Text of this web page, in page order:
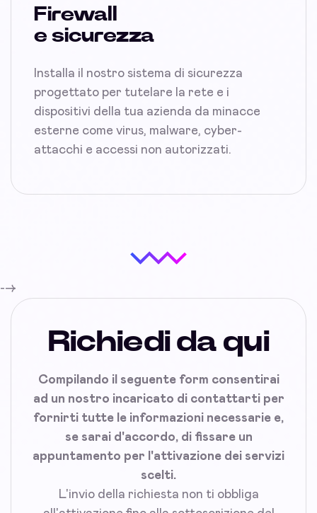
Firewall
e sicurezza
Installa il nostro sistema di sicurezza
progettato per tutelare la rete e i
dispositivi della tua azienda da minacce
esterne come virus, malware, cyber-
attacchi e accessi non autorizzati.
-->
Richiedi da qui
Compilando il seguente form consentirai
ad un nostro incaricato di contattarti per
fornirti tutte le informazioni necessarie e,
se sarai d'accordo, di fissare un
appuntamento per l'attivazione dei servizi
scelti.
L'invio della richiesta non ti obbliga